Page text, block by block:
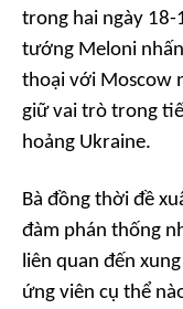
trong hai ngày 18-
tướng Meloni
thoại với Moscow
giữ vai trò trong
hoảng Ukraine.
Bà đồng thời đề
đàm phán thống
liên quan đến
ứng viên cụ thể